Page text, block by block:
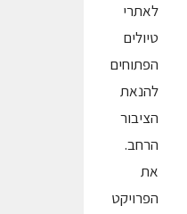
לאתרי
טיולים
הפתוחים
להנאת
הציבור
הרחב.
את
הפרויקט